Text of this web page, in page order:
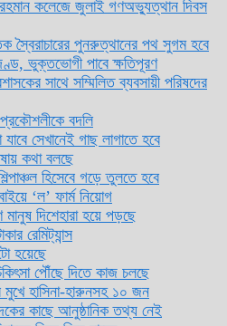
রহমান কলেজে জুলাই গণঅভ্যুত্থান দিবস
স্বৈরাচারের পুনরুত্থানের পথ সুগম হবে
ভুক্তভোগী পাবে ক্ষতিপূরণ
সাথে সম্মিলিত ব্যবসায়ী পরিষদের
বদলি
যাবে সেখানেই গাছ লাগাতে হবে
কথা বলছে
হিসেবে গড়ে তুলতে হবে
‌‘ল’ ফার্ম নিয়োগ
মানুষ দিশেহারা হয়ে পড়ছে
রেমিট্যান্স
হয়েছে
পৌঁছে দিতে কাজ চলছে
মুখে হাসিনা-হারুনসহ ১০ জন
কাছে আনুষ্ঠানিক তথ্য নেই